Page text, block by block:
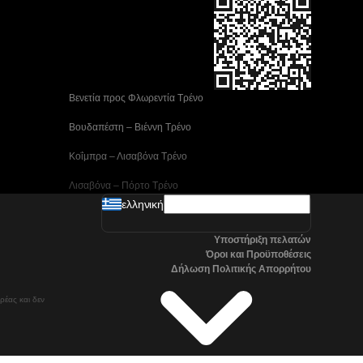
Βενετία προς Φλωρεντία Τρένο
Βουδαπέστη – Βιέννη Tρένο
Κοΐμπρα – Λισαβόνα Τρένο
Λισαβόνα – Πόρτο Tρένο
Μαδρίτη προς Αλικάντε Τρένα
Στοκχόλμη προς Γκέτεμποργκ Τρένα
Τρένα Τσανγκγουόν προς Σεούλ
Όσλο προς Στοκχόλμη Τρένα μεγάλης ταχύτητας
και δεν
ελληνική
Υποστήριξη πελατών
Όροι και Προϋποθέσεις
Δήλωση Πολιτικής Απορρήτου